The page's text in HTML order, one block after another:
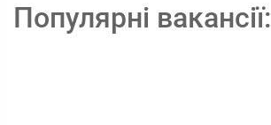
Популярні вакансії: